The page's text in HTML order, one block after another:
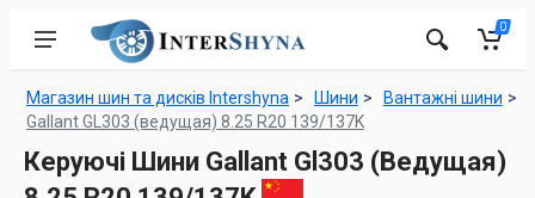
0
Магазин шин та дисків Intershyna Шини
Вантажні шини
Gallant GL303 (ведущая) 8.25 R20 139/137K
Керуючі Шини Gallant Gl303 (Ведущая)